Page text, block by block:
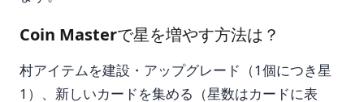
Coin Masterで星を増やす方法は？
村アイテムを建設・アップグレード（1個につき星
1）、新しいカードを集める（星数はカードに表